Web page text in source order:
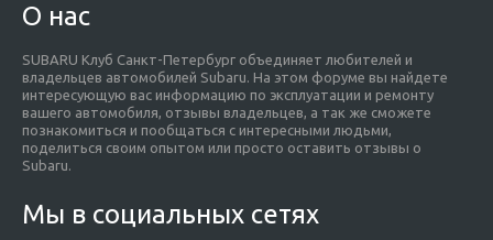
О нас
SUBARU Клуб Санкт-Петербург объединяет любителей и
владельцев автомобилей Subaru. На этом форуме вы найдете
интересующую вас информацию по эксплуатации и ремонту
вашего автомобиля, отзывы владельцев, а так же сможете
познакомиться и пообщаться с интересными людьми,
поделиться своим опытом или просто оставить отзывы о
Subaru.
Мы в социальных сетях